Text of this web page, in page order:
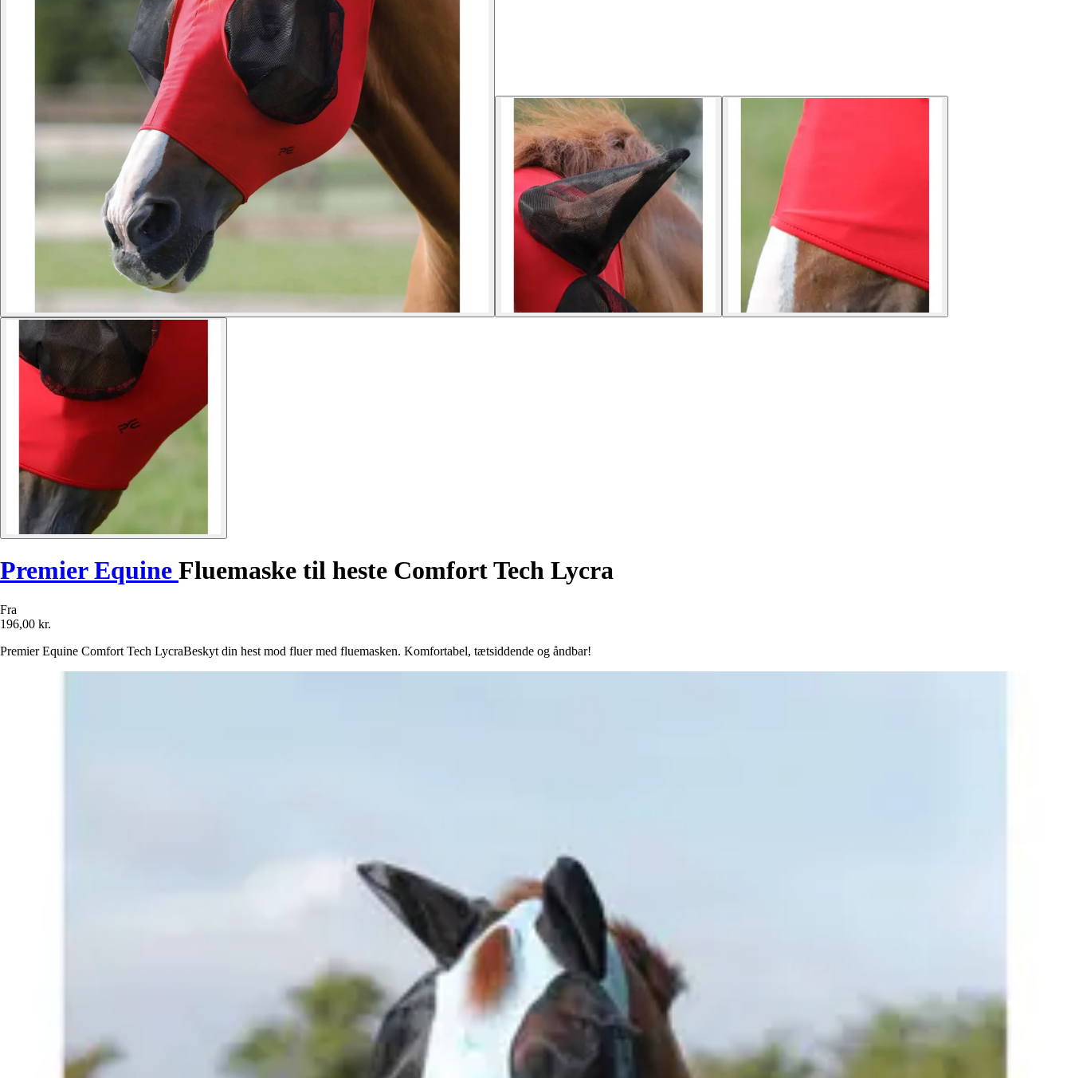
Premier Equine Fluemaske til heste Comfort Tech Lycra
Fra
196,00 kr.
Premier Equine Comfort Tech LycraBeskyt din hest mod fluer med fluemasken. Komfortabel, tætsiddende og åndbar!